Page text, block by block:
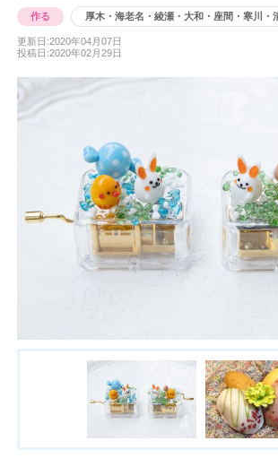
作る 厚木・海老名・綾瀬・大和・座間・寒川・
更新日:2020年04月07日
投稿日:2020年02月29日